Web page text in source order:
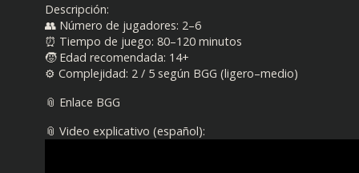
Descripción:
👥 Número de jugadores: 2–6
⏰ Tiempo de juego: 80–120 minutos
🧒 Edad recomendada: 14+
⚙️ Complejidad: 2 / 5 según BGG (ligero–medio)
📎 Enlace BGG
📎 Video explicativo (español):